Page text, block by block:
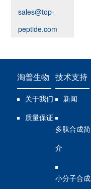
sales@top-
peptide.com
淘普生物
关于我们
质量保证
技术支持
新闻
多肽合成简
介
小分子合成